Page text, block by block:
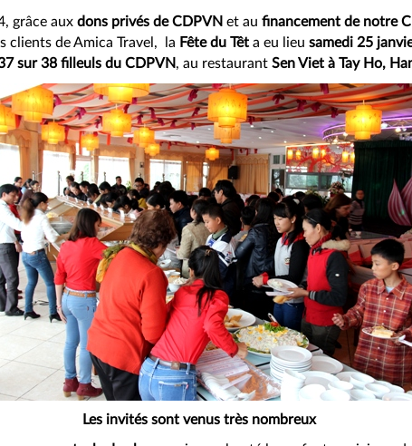
grâce aux dons privés de CDPVN et au financement de notre
clients de Amica Travel, la Fête du Têt a eu lieu samedi 25
sur 38 filleuls du CDPVN , au restaurant Sen Viet à Tay Ho,
Les invités sont venus très nombreux